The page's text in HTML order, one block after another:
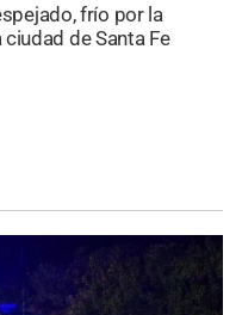
frío por la
ciudad de Santa Fe